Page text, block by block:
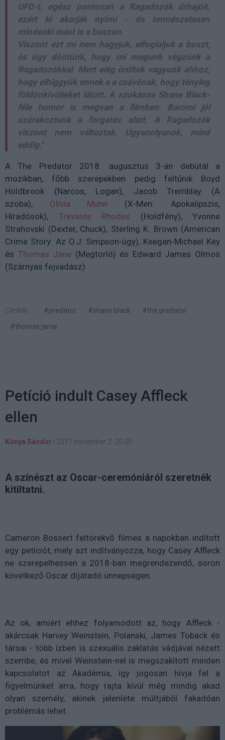
UFO-t, egész pontosan a Ragadozók űrhajóit,
ezért ki akarják nyírni - és természetesen
mindenki mást is a buszon.
Viszont ezt mi nem hagyjuk, elfoglaljuk a buszt,
és úgy döntünk, hogy mi magunk végzünk a
Ragadozókkal. Mert elég őrültek vagyunk ahhoz,
hogy elhiggyük ennek a a csávónak, hogy tényleg
földönkívülieket látott. A szokásos Shane Black-
féle humor is megvan a filmben. Baromi jól
szórakoztunk a forgatás alatt. A Ragadozók
viszont nem változtak. Ugyanolyanok, mind
eddig."
A The Predator 2018. augusztus 3-án debütál a
mozikban, főbb szerepekben pedig feltűnik Boyd
Holdbrook (Narcos, Logan), Jacob Tremblay (A
szoba), Olivia Munn (X-Men: Apokalipszis,
Híradósok), Trevante Rhodes (Holdfény), Yvonne
Strahovski (Dexter, Chuck), Sterling K. Brown (American
Crime Story: Az O.J. Simpson-ügy), Keegan-Michael Key
és Thomas Jane (Megtorló) és Edward James Olmos
(Szárnyas fejvadász)
Címkék: #predator #shane black
#the predator
#thomas jame
Petíció indult Casey Affleck
ellen
Kónya Sándor 2017 november 2. 20:00
A színészt az Oscar-ceremóniáról szeretnék
kitiltatni.
Cameron Bossert feltörekvő filmes a napokban indított
egy petíciót, mely azt indítványozza, hogy Casey Affleck
ne szerepelhessen a 2018-ban megrendezendő, soron
következő Oscar díjátadó ünnepségen.
Az ok, amiért ehhez folyamodott az, hogy Affleck -
akárcsak Harvey Weinstein, Polanski, James Toback és
társai - több ízben is szexuális zaklatás vádjával nézett
szembe, és mivel Weinstein-nel is megszakított minden
kapcsolatot az Akadémia, így jogosan hívja fel a
figyelmünket arra, hogy rajta kívül még mindig akad
olyan személy, akinek jelenléte múltjából fakadóan
problémás lehet.